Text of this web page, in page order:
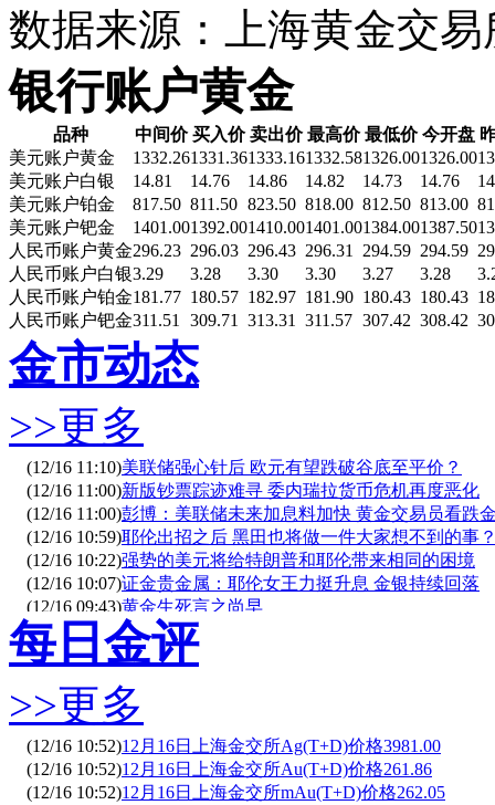
数据来源： 上海黄金交
银行账户黄金
品种 中间价 买入价 卖出价 最高价 最低价 今开盘
美元账户黄金
1332.261331.361333.161332.581326.001326.00
美元账户白银
14.81 14.76 14.86 14.82 14.73 14.76
美元账户铂金
817.50 811.50 823.50 818.00 812.50 813.00
美元账户钯金
1401.001392.001410.001401.001384.001387.50
人民币账户黄金296.23 296.03 296.43 296.31 294.59 294.59
人民币账户白银3.29 3.28 3.30 3.30 3.27 3.28
人民币账户铂金181.77 180.57 182.97 181.90 180.43 180.43
人民币账户钯金311.51 309.71 313.31 311.57 307.42 308.42
金市动态
>>更多
(12/16 11:10)美联储强心针后 欧元有望跌破谷底至平价？
(12/16 11:00)新版钞票踪迹难寻 委内瑞拉货币危机再度恶化
(12/16 11:00)彭博：美联储未来加息料加快 黄金交易员看跌
(12/16 10:59)耶伦出招之后 黑田也将做一件大家想不到的事
(12/16 10:22)强势的美元将给特朗普和耶伦带来相同的困境
(12/16 10:07)证金贵金属：耶伦女王力挺升息 金银持续回落
(12/16 09:43)黄金生死言之尚早
(12/16 09:23)全球最大私人银行警告称“美元走势恐难遂意”
(12/16 09:22)中国抛售美债支撑人民币 美国“头号债主” 地位
(12/16 09:11)美联储鹰派加息把新兴市场推入火坑 或重蹈年
(12/16 09:09)美元前景大好 金市尸横遍野 失守1130美元关口
(12/16 09:07)黄金失守1130 贵金属投资或重回基本面为王
(12/16 08:57)美联储鹰派加息威力续存 美元强势依旧
(12/16 08:42)国际黄金、白银ETF最新持仓查询(2016-12-16)
每日金评
>>更多
(12/16 10:52)12月16日上海金交所Ag(T+D)价格3981.00
(12/16 10:52)12月16日上海金交所Au(T+D)价格261.86
(12/16 10:52)12月16日上海金交所mAu(T+D)价格262.05